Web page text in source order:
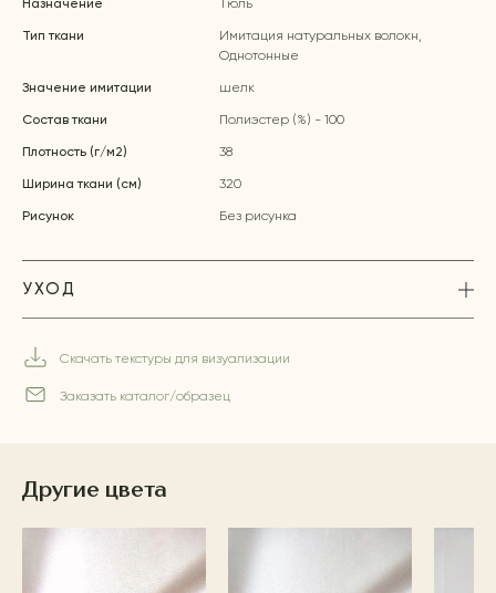
Назначение Тюль
Тип ткани
Имитация натуральных волокн,
Однотонные
Значение имитации шелк
Состав ткани Полиэстер (%) - 100
Плотность (г/м2) 38
Ширина ткани (см) 320
Рисунок Без рисунка
УХОД
Скачать текстуры для визуализации
Заказать каталог/образец
Другие цвета